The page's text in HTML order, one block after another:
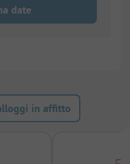
date
in affitto